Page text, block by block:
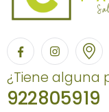
¿Tiene alguna
922805919